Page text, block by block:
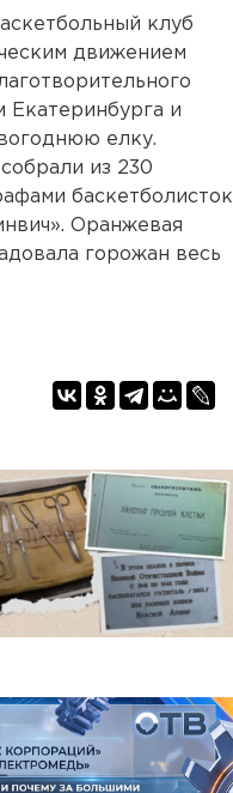
клуб
движением
Екатеринбурга и
елку.
из 230
баскетболисток
Оранжевая
горожан весь